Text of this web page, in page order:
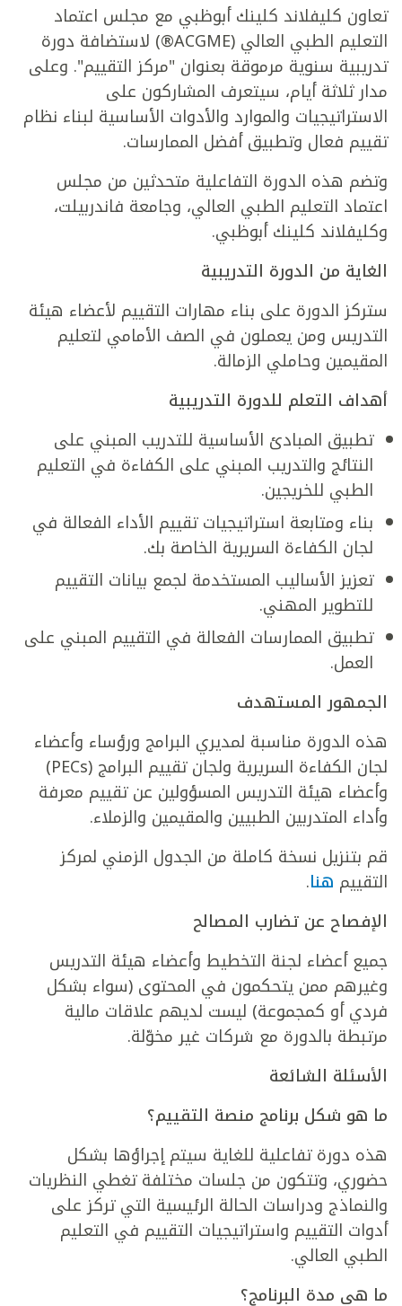
تعاون كليفلاند كلينك أبوظبي مع مجلس اعتماد
التعليم الطبي العالي (ACGME®) لاستضافة دورة
تدريبية سنوية مرموقة بعنوان "مركز التقييم". وعلى
مدار ثلاثة أيام، سيتعرف المشاركون على
الاستراتيجيات والموارد والأدوات الأساسية لبناء نظام
تقييم فعال وتطبيق أفضل الممارسات.
وتضم هذه الدورة التفاعلية متحدثين من مجلس
اعتماد التعليم الطبي العالي، وجامعة فاندربيلت،
وكليفلاند كلينك أبوظبي.
الغاية من الدورة التدريبية
ستركز الدورة على بناء مهارات التقييم لأعضاء هيئة
التدريس ومن يعملون في الصف الأمامي لتعليم
المقيمين وحاملي الزمالة.
أهداف التعلم للدورة التدريبية
تطبيق المبادئ الأساسية للتدريب المبني على
النتائج والتدريب المبني على الكفاءة في التعليم
الطبي للخريجين.
بناء ومتابعة استراتيجيات تقييم الأداء الفعالة في
لجان الكفاءة السريرية الخاصة بك.
تعزيز الأساليب المستخدمة لجمع بيانات التقييم
للتطوير المهني.
تطبيق الممارسات الفعالة في التقييم المبني على
العمل.
الجمهور المستهدف
هذه الدورة مناسبة لمديري البرامج ورؤساء وأعضاء
لجان الكفاءة السريرية ولجان تقييم البرامج (PECs)
وأعضاء هيئة التدريس المسؤولين عن تقييم معرفة
وأداء المتدربين الطبيين والمقيمين والزملاء.
قم بتنزيل نسخة كاملة من الجدول الزمني لمركز
التقييم هنا.
الإفصاح عن تضارب المصالح
جميع أعضاء لجنة التخطيط وأعضاء هيئة التدريس
وغيرهم ممن يتحكمون في المحتوى (سواء بشكل
فردي أو كمجموعة) ليست لديهم علاقات مالية
مرتبطة بالدورة مع شركات غير مخوّلة.
الأسئلة الشائعة
ما هو شكل برنامج منصة التقييم؟
هذه دورة تفاعلية للغاية سيتم إجراؤها بشكل
حضوري، وتتكون من جلسات مختلفة تغطي النظريات
والنماذج ودراسات الحالة الرئيسية التي تركز على
أدوات التقييم واستراتيجيات التقييم في التعليم
الطبي العالي.
ما هي مدة البرنامج؟